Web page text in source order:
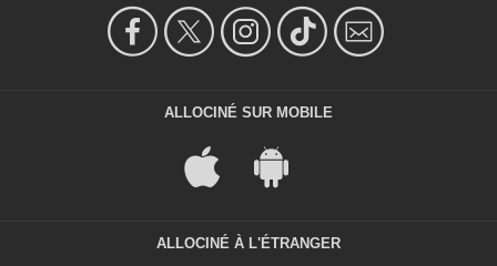
ALLOCINÉ SUR MOBILE
ALLOCINÉ À L'ÉTRANGER